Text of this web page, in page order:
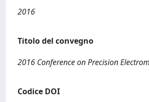
2016
Titolo del convegno
2016 Conference on Precision
Codice DOI